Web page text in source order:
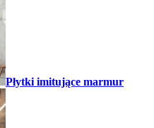
Płytki imitujące marmur